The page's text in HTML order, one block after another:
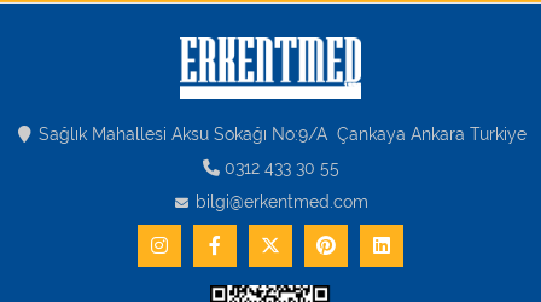
Sağlık Mahallesi Aksu Sokağı No:9/A Çankaya Ankara Turkiye
0312 433 30 55
bilgi@erkentmed.com